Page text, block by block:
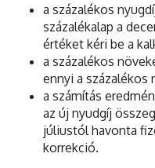
a százalékos
százalékalap a
értéket kéri be a
a százalékos
ennyi a százalékos
a számítás
az új nyudgíj
júliustól havonta
korrekció.